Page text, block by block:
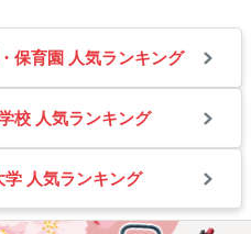
保育園 人気ランキング
校 人気ランキング
人気ランキング